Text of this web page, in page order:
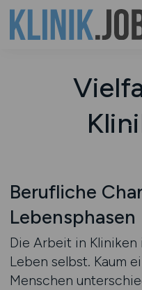
Berufliche
Lebensphasen
Die Arbeit in
Leben selbst. Kaum
Menschen